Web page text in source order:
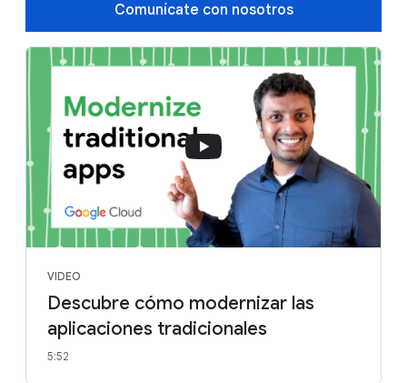
Comunícate con nosotros
VIDEO
Descubre cómo modernizar las
aplicaciones tradicionales
5:52